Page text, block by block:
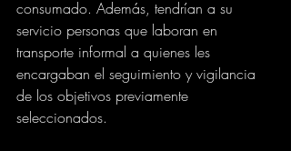
consumado. Además, tendrían a su
servicio personas que laboran en
transporte informal a quienes les
encargaban el seguimiento y vigilancia
de los objetivos previamente
seleccionados.